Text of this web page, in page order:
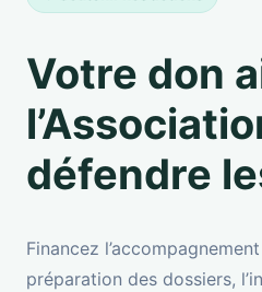
Votre don
défendre
Financez
préparation des dossiers,